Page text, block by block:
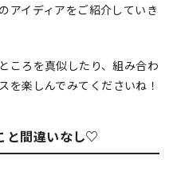
アイディアをご紹介していき
ころを真似したり、組み合わ
を楽しんでみてくださいね！
と間違いなし♡